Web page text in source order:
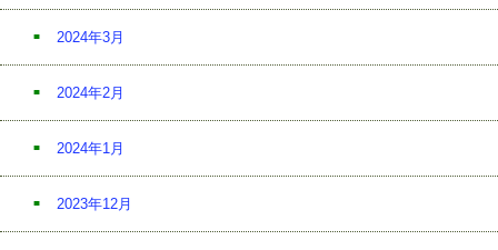
2024年3月
2024年2月
2024年1月
2023年12月